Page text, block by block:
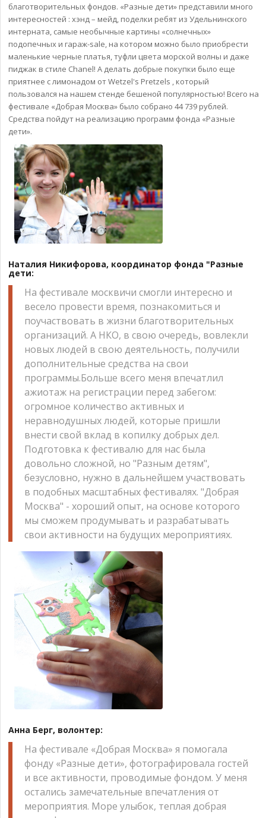
благотворительных фондов. «Разные дети» представили много
интересностей : хэнд – мейд, поделки ребят из Удельнинского
интерната, самые необычные картины «солнечных»
подопечных и гараж-sale, на котором можно было приобрести
маленькие черные платья, туфли цвета морской волны и даже
пиджак в стиле Chanel! А делать добрые покупки было еще
приятнее с лимонадом от Wetzel's Pretzels , который
пользовался на нашем стенде бешеной популярностью! Всего на
фестивале «Добрая Москва» было собрано 44 739 рублей.
Средства пойдут на реализацию программ фонда «Разные
дети».
Наталия Никифорова, координатор фонда "Разные
дети:
На фестивале москвичи смогли интересно и
весело провести время, познакомиться и
поучаствовать в жизни благотворительных
организаций. А НКО, в свою очередь, вовлекли
новых людей в свою деятельность, получили
дополнительные средства на свои
программы.Больше всего меня впечатлил
ажиотаж на регистрации перед забегом:
огромное количество активных и
неравнодушных людей, которые пришли
внести свой вклад в копилку добрых дел.
Подготовка к фестивалю для нас была
довольно сложной, но "Разным детям",
безусловно, нужно в дальнейшем участвовать
в подобных масштабных фестивалях. "Добрая
Москва" - хороший опыт, на основе которого
мы сможем продумывать и разрабатывать
свои активности на будущих мероприятиях.
Анна Берг, волонтер:
На фестивале «Добрая Москва» я помогала
фонду «Разные дети», фотографировала гостей
и все активности, проводимые фондом. У меня
остались замечательные впечатления от
мероприятия. Море улыбок, теплая добрая